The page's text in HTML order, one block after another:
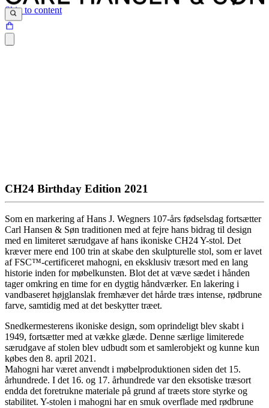
Skip to content
CH24 Birthday Edition 2021
Som en markering af Hans J. Wegners 107-års fødselsdag fortsætter
Carl Hansen & Søn traditionen med at fejre hans bidrag til design
med en limiteret særudgave af hans ikoniske CH24 Y-stol. Det
kræver mere end 100 trin at skabe den skulpturelle stol, som er lavet
af FSC™-certificeret mahogni, en eksklusiv træsort med en lang
historie inden for møbelkunsten. Blot det at væve sædet i hånden
tager omkring en time for en dygtig håndværker. En lakering i
vandbaseret højglanslak fremhæver det hårde træs intense, rødbrune
farve, samtidig med at det beskytter træet.
Snedkermesterens ikoniske design, som oprindeligt blev skabt i
1949, fortsætter med at vække glæde. Denne særlige limiterede
særudgave af stolen blev udbudt som et samlerobjekt og kunne kun
købes den 8. april 2021.
Mahogni har været anvendt i møbelproduktionen siden det 15.
århundrede. I det 16. og 17. århundrede var den eksotiske træsort
endda det foretrukne materiale på grund af træets store styrke og
stabilitet. Y-stolen i mahogni har en smuk overflade med rødbrune